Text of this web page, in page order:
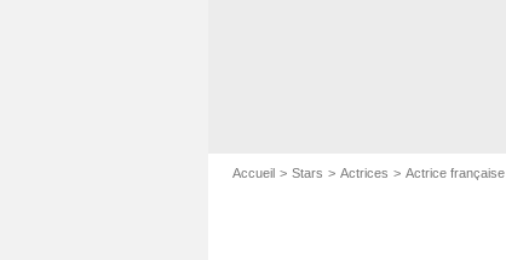
Accueil Stars Actrices Actrice française